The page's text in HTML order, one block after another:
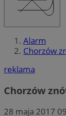
Alarm
Chorzów
reklama
Chorzów
28 maja 2017